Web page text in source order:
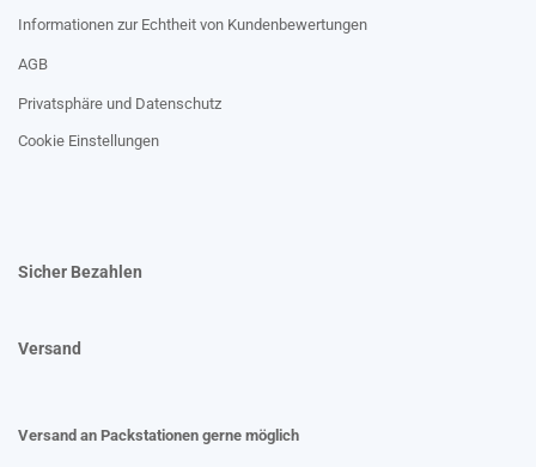
Informationen zur Echtheit von Kundenbewertungen
AGB
Privatsphäre und Datenschutz
Cookie Einstellungen
Sicher Bezahlen
Versand
Versand an Packstationen gerne möglich